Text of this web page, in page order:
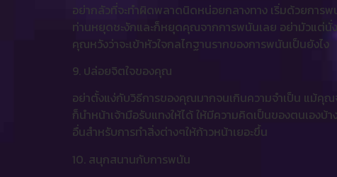
อย่ากลัวที่จะทำผิดพลาดนิดหน่อยกลางทาง เริ่มด้วยการ
ท่านหยุดชะงักและก็หยุดคุณจากการพนันเลย อย่ามัวแต่นั่
คุณหวังว่าจะเข้าหัวใจกลไกฐานรากของการพนันเป็นยังไง
9. ปล่อยจิตใจของคุณ
อย่าตั้งแง่กับวิธีการของคุณมากจนเกินความจำเป็น แม้คุณ
ก็นำหน้าเจ้ามือรับแทงให้ได้ ให้มีความคิดเป็นของตนเองบ้
อื่นสำหรับการทำสิ่งต่างๆให้ก้าวหน้าเยอะขึ้น
10. สนุกสนานกับการพนัน